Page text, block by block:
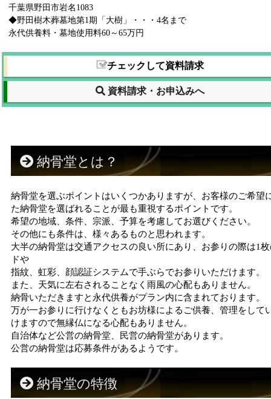
千葉県野田市岩名1083
◆野田樹木葬墓地第1期「大樹」・・・4名まで
永代供養料・墓地使用料60～65万円
チェックして資料請求
資料請求・お申込みへ
納骨堂とは？
納骨堂を選ぶポイントはいくつかありますが、お客様のご希望
た納骨堂を選ばれることが最も重視するポイントです。
希望の地域、条件、宗派、予算を考慮してお選びください。
その他にも条件は、様々あるものと思われます。
大半の納骨堂は交通アクセスの良い所にあり、お参りの際は1
ドや
指紋、虹彩、顔認証システムで手ぶらでお参りいただけます。
また、天気に左右されることなく雨風の心配もありません。
納骨いただきますと永代供養がプラン内に含まれております。
万が一お参りに行けなくともお坊様によるご供養、管理をして
けますので無縁仏になる心配もありません。
自治体など公営の納骨堂、民営の納骨堂があります。
公営の納骨堂は応募条件があるようです。
納骨堂の特徴